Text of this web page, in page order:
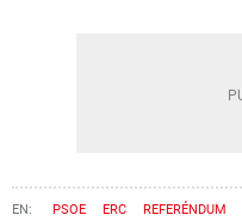
PSOE ERC REFERÉNDUM